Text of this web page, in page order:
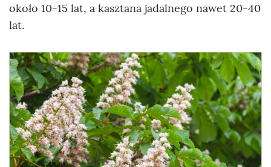
około 10-15 lat, a kasztana jadalnego nawet 20-40
lat.